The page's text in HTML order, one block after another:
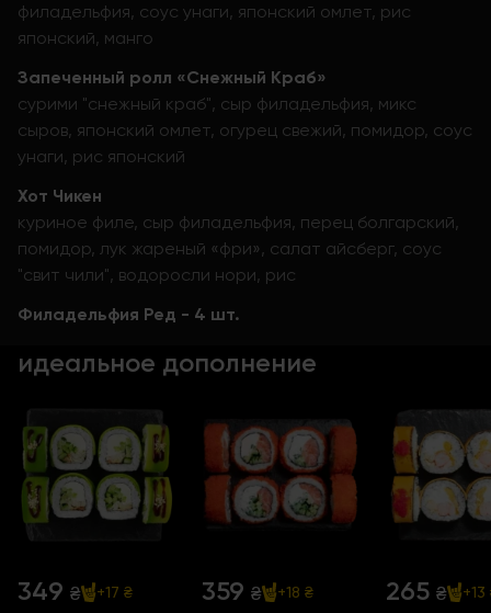
филадельфия, соус унаги, японский омлет, рис
японский, манго
Запеченный ролл «Снежный Краб»
сурими "снежный краб", сыр филадельфия, микс
сыров, японский омлет, огурец свежий, помидор, соус
унаги, рис японский
Хот Чикен
куриное филе, сыр филадельфия, перец болгарский,
помидор, лук жареный «фри», салат айсберг, соус
"свит чили", водоросли нори, рис
Филадельфия Ред - 4 шт.
идеальное дополнение
349 ₴ +17 ₴ 359 ₴ +18 ₴ 265 ₴ +13